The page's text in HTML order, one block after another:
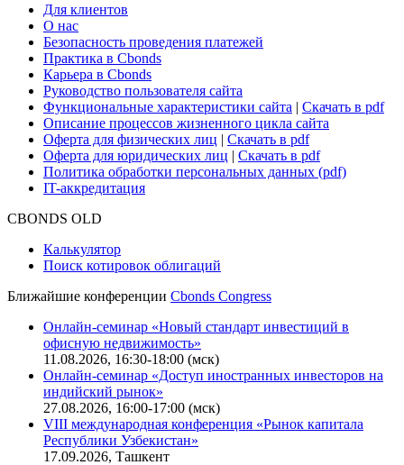
Для клиентов
О нас
Безопасность проведения платежей
Практика в Cbonds
Карьера в Cbonds
Руководство пользователя сайта
Функциональные характеристики сайта | Скачать в pdf
Описание процессов жизненного цикла сайта
Оферта для физических лиц | Скачать в pdf
Оферта для юридических лиц | Скачать в pdf
Политика обработки персональных данных (pdf)
IT-аккредитация
CBONDS OLD
Калькулятор
Поиск котировок облигаций
Ближайшие конференции Cbonds Congress
Онлайн-семинар «Новый стандарт инвестиций в
офисную недвижимость»
11.08.2026, 16:30-18:00 (мск)
Онлайн-семинар «Доступ иностранных инвесторов на
индийский рынок»
27.08.2026, 16:00-17:00 (мск)
VIII международная конференция «Рынок капитала
Республики Узбекистан»
17.09.2026, Ташкент